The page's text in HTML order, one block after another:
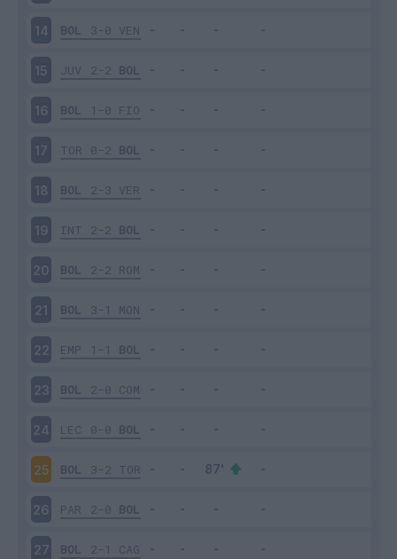
14 BOL 3-0 VEN
15 JUV 2-2 BOL
16 BOL 1-0 FIO
17 TOR 0-2 BOL
18 BOL 2-3 VER
19 INT 2-2 BOL
20 BOL 2-2 ROM
21 BOL 3-1 MON
22 EMP 1-1 BOL
23 BOL 2-0 COM
24 LEC 0-0 BOL
25 BOL 3-2 TOR
26 PAR 2-0 BOL
27 BOL 2-1 CAG